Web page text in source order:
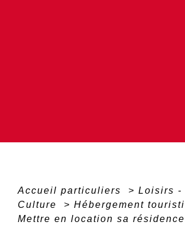
Accueil particuliers > Loisirs -
Culture
> Hébergement
Mettre en location sa résidence